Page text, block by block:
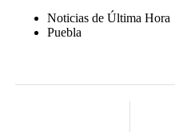
Noticias de Última Hora
Puebla